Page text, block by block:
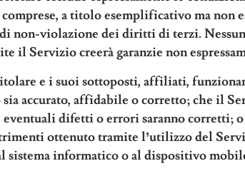
a titolo esemplificativo ma
non-violazione dei diritti di terzi.
il Servizio creerà garanzie non
e i suoi sottoposti, affiliati,
accurato, affidabile o corretto; che il
difetti o errori saranno corretti;
ottenuto tramite l’utilizzo del
sistema informatico o al dispositivo